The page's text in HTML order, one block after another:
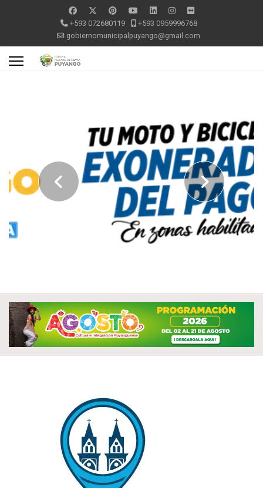
+593 072680119
+593 0959996768
gobiernomunicipalpuyango@gmail.com